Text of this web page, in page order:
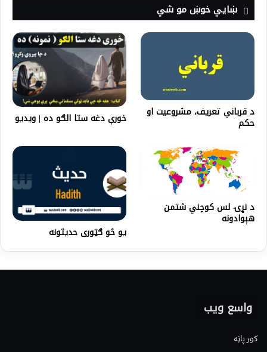
ښايي خوښ مو شي
د قرباني تعريف، مشروعیت او
حکم خورې دغه ستا الګو ده | ويديو
د نړۍ لس کوچني شتمن
هېوادونه
یو څو ګټوری حدیثونه
واسع ویب
کور پاڼه